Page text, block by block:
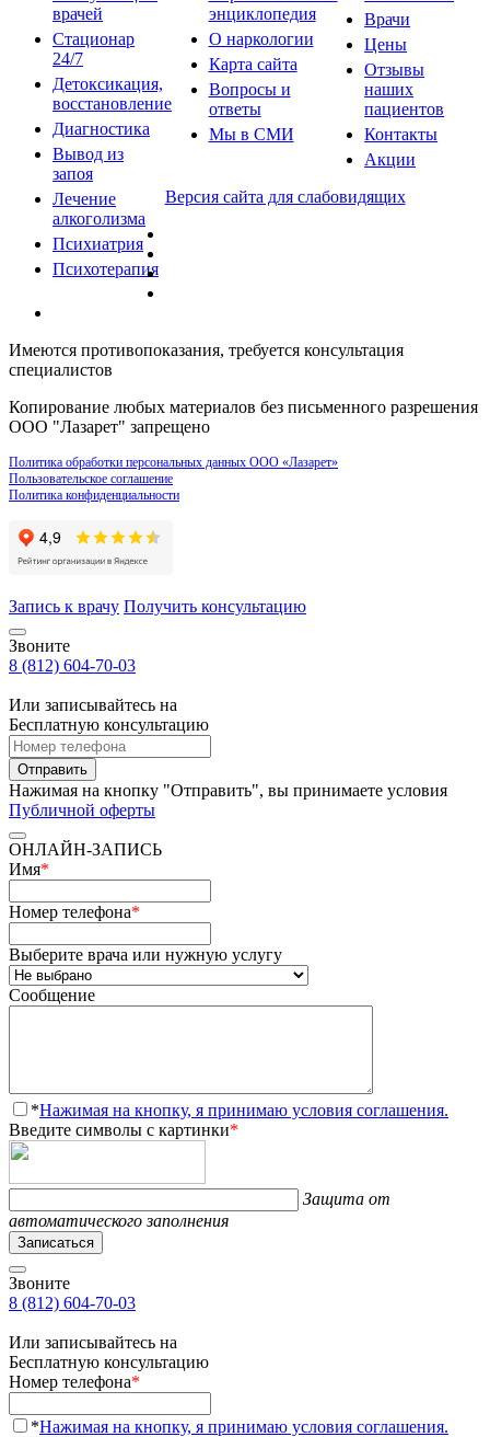
врачей
Стационар
24/7
Детоксикация,
восстановление
Диагностика
Вывод из
запоя
Лечение
алкоголизма
Психиатрия
Психотерапия
энциклопедия
О наркологии
Карта сайта
Вопросы и
ответы
Мы в СМИ
Врачи
Цены
Отзывы
наших
пациентов
Контакты
Акции
Версия сайта для слабовидящих
Имеются противопоказания, требуется консультация
специалистов
Копирование любых материалов без письменного разрешения
ООО "Лазарет" запрещено
Политика обработки персональных данных ООО «Лазарет»
Пользовательское соглашение
Политика конфиденциальности
Запись к врачу Получить консультацию
Звоните
8 (812) 604-70-03
Или записывайтесь на
Бесплатную консультацию
Отправить
Нажимая на кнопку "Отправить", вы принимаете условия
Публичной оферты
ОНЛАЙН-ЗАПИСЬ
Имя*
Номер телефона*
Выберите врача или нужную услугу
Сообщение
*Нажимая на кнопку, я принимаю условия соглашения.
Введите символы с картинки*
Защита от
автоматического заполнения
Записаться
Звоните
8 (812) 604-70-03
Или записывайтесь на
Бесплатную консультацию
Номер телефона*
*Нажимая на кнопку, я принимаю условия соглашения.